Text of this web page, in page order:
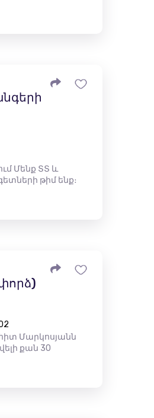
Մենք ՏՏ և
թիմ ենք։
Մարկոսյանն
քան 30